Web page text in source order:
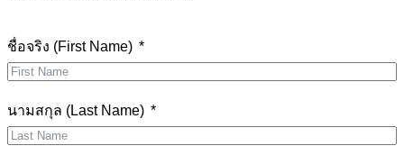
ชื่อจริง (First Name)
นามสกุล (Last Name)